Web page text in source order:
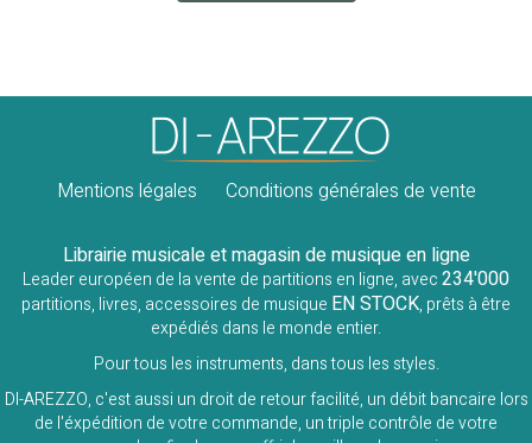
Mentions légales Conditions générales de vente
Librairie musicale et magasin de musique en ligne
Leader européen de la vente de partitions en ligne, avec234'000
partitions, livres, accessoires de musique EN STOCK, prêts à être
expédiés dans le monde entier.
Pour tous les instruments, dans tous les styles.
DI-AREZZO, c'est aussi un droit de retour facilité, un débit bancaire lors
de l'éxpédition de votre commande, un triple contrôle de votre